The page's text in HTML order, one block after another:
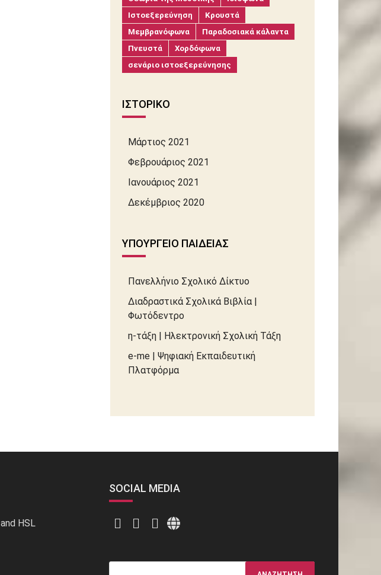
Ιστοεξερεύνηση
Κρουστά
Μεμβρανόφωνα
Παραδοσιακά κάλαντα
Πνευστά
Χορδόφωνα
σενάριο ιστοεξερεύνησης
ΙΣΤΟΡΙΚΌ
Μάρτιος 2021
Φεβρουάριος 2021
Ιανουάριος 2021
Δεκέμβριος 2020
ΥΠΟΥΡΓΕΊΟ ΠΑΙΔΕΊΑΣ
Πανελλήνιο Σχολικό Δίκτυο
Διαδραστικά Σχολικά Βιβλία |
Φωτόδεντρο
η-τάξη | Ηλεκτρονική Σχολική Τάξη
e-me | Ψηφιακή Εκπαιδευτική
Πλατφόρμα
HSL
SOCIAL MEDIA